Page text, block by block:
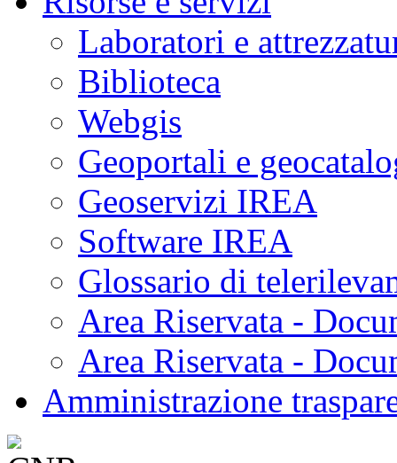
Laboratori e
Biblioteca
Webgis
Geoportali e
Geoservizi IREA
Software IREA
Glossario di
Area Riservata -
Area Riservata -
Amministrazione